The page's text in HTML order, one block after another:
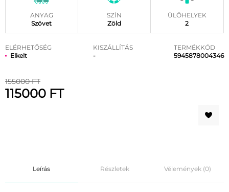
ANYAG
Szövet
SZÍN
Zöld
ÜLŐHELYEK
2
ELÉRHETŐSÉG
Elkelt
KISZÁLLÍTÁS
-
TERMÉKKÓD
5945878004346
155000 FT
115000 FT
Leírás Részletek Vélemények (0)